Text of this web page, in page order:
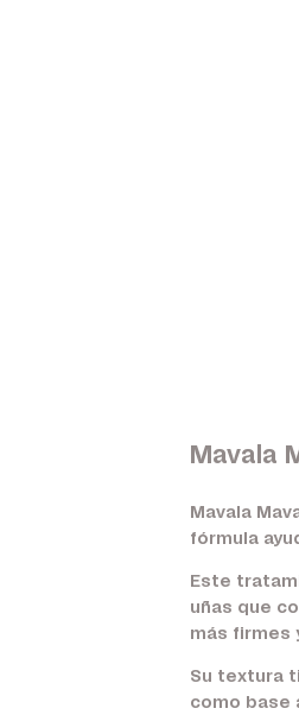
Mavala
Mavala
fórmula
Este
uñas que
más firmes
Su textura
como base